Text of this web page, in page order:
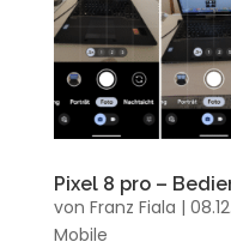
Pixel 8 pro –
von Franz Fiala |
Mobile